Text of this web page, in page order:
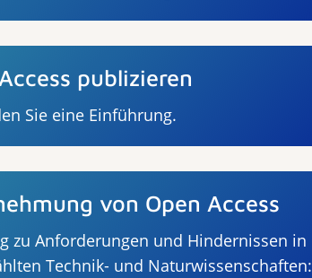
publizieren
Sie eine Einführung.
von Open Access
zu Anforderungen und Hindernissen in
Technik- und Naturwissenschaften: